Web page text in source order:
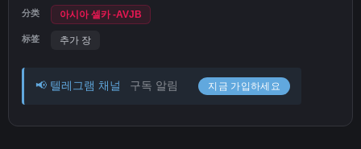
로그인
分类 아시아 셀카 -AVJB
标签 추가 장
📢 텔레그램 채널 구독 알림 지금 가입하세요